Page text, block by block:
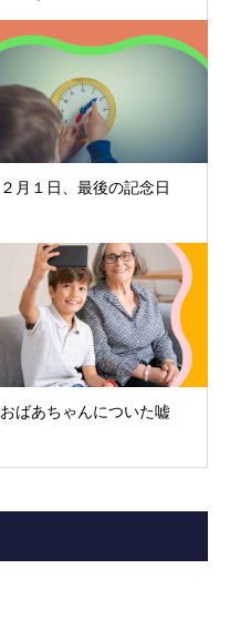
２月１日、最後の記念日
おばあちゃんについた嘘